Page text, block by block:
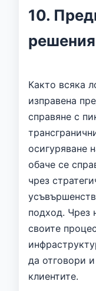
10.
решения
Както всяка
изправена
справяне с
осигуряване
обаче се
чрез
подход. Чрез
своите
да отговори
клиентите.